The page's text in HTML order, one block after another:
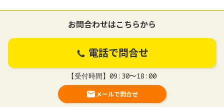
お問合わせはこちらから
電話で問合せ
【受付時間】09:30〜18:00
メールで問合せ